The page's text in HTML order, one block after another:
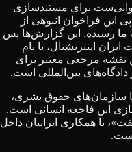
برای مستندسازی
این فراخوان انبوهی از
ما رسیده. این گزارش‌ها پس
اینترنشنال، با نام
مرجعی معتبر برای
بین‌المللی است.
با سازمان‌های حقوق بشری،
این فاجعه انسانی است.
با همکاری ایرانیان داخل